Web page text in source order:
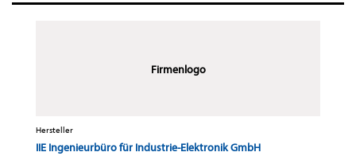
Firmenlogo
Hersteller
IIE Ingenieurbüro für Industrie-Elektronik GmbH